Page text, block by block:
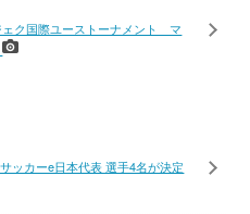
ェク国際ユーストーナメント マ
ッカーe日本代表 選手4名が決定